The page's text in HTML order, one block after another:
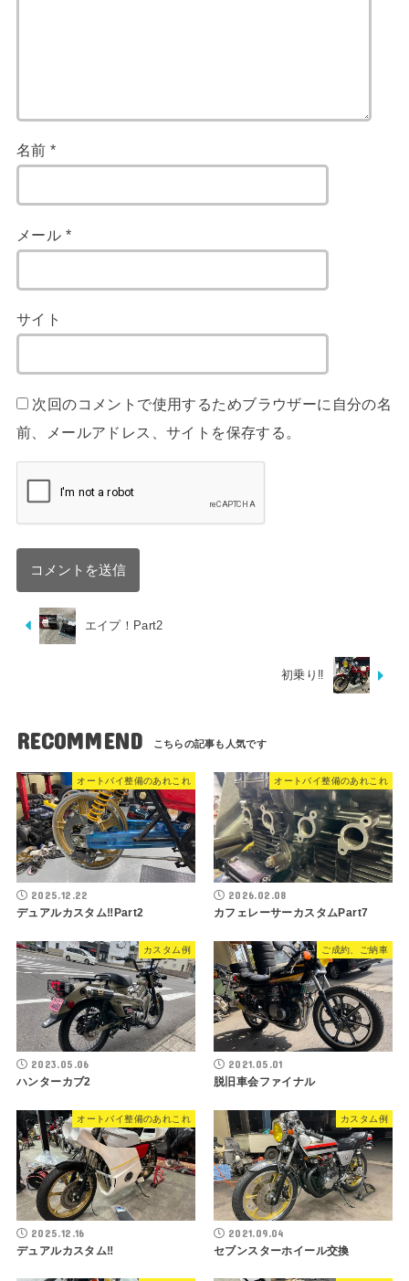
名前*
メール *
サイト
次回のコメントで使用するためブラウザーに自分の名
前、メールアドレス、サイトを保存する。
エイプ！Part2
初乗り‼︎
RECOMMEND
オートバイ整備のあれこれ
2025.12.22
デュアルカスタム‼︎Part2
オートバイ整備のあれこれ
2026.02.08
カフェレーサーカスタムPart7
カスタム例
2023.05.06
ハンターカブ2
ご成約、ご納車
2021.05.01
脱旧車会ファイナル
オートバイ整備のあれこれ
2025.12.16
デュアルカスタム‼︎
カスタム例
2021.09.04
セブンスターホイール交換